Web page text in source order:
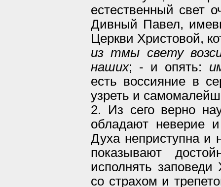
естественный свет
Дивный Павел,
Церкви Христовой,
из тмы свету
наших; - и опять:
есть воссияние в
узреть и
2. Из сего верно
обладают неверие и
Духа неприступна и
показывают
исполнять
со страхом и